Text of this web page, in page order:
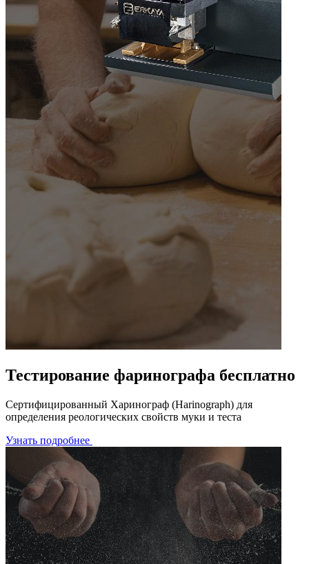
Тестирование фаринографа бесплатно
Сертифицированный Харинограф (Harinograph) для
определения реологических свойств муки и теста
Узнать подробнее